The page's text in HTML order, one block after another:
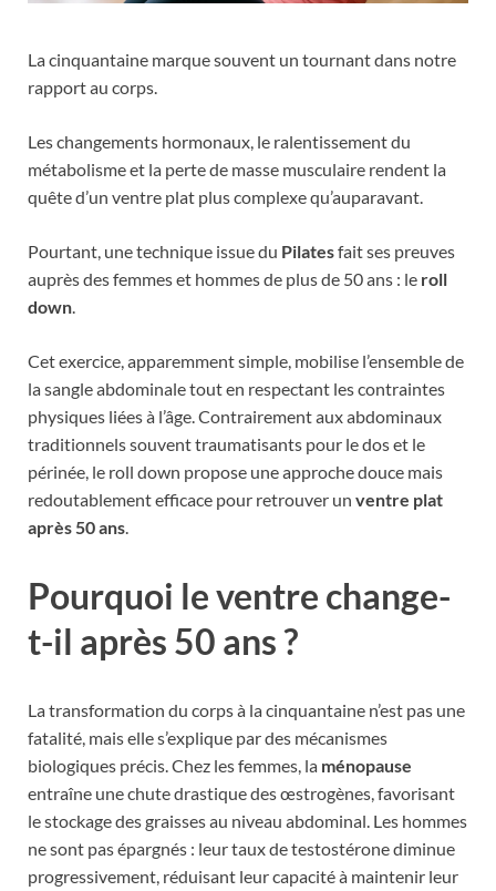
La cinquantaine marque souvent un tournant dans notre
rapport au corps.
Les changements hormonaux, le ralentissement du
métabolisme et la perte de masse musculaire rendent la
quête d’un ventre plat plus complexe qu’auparavant.
Pourtant, une technique issue du Pilatesfait ses preuves
auprès des femmes et hommes de plus de 50 ans : le roll
down.
Cet exercice, apparemment simple, mobilise l’ensemble de
la sangle abdominale tout en respectant les contraintes
physiques liées à l’âge. Contrairement aux abdominaux
traditionnels souvent traumatisants pour le dos et le
périnée, le roll down propose une approche douce mais
redoutablement efficace pour retrouver un ventre plat
après 50 ans.
Pourquoi le ventre change-
t-il après 50 ans ?
La transformation du corps à la cinquantaine n’est pas une
fatalité, mais elle s’explique par des mécanismes
biologiques précis. Chez les femmes, la ménopause
entraîne une chute drastique des œstrogènes, favorisant
le stockage des graisses au niveau abdominal. Les hommes
ne sont pas épargnés : leur taux de testostérone diminue
progressivement, réduisant leur capacité à maintenir leur